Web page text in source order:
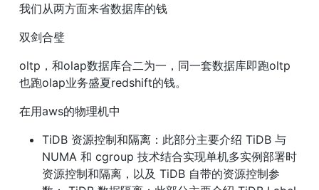
我们从两方面来省数据库的钱
双剑合璧
oltp，和olap数据库合二为一，同一套数据库即跑oltp
也跑olap业务盛夏redshift的钱。
在用aws的物理机中
TiDB 资源控制和隔离：此部分主要介绍 TiDB 与
NUMA 和 cgroup 技术结合实现单机多实例部署时
资源控制和隔离，以及 TiDB 自带的资源控制参